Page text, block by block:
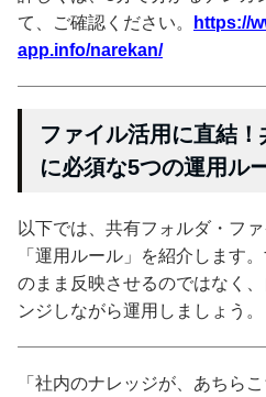
て、ご確認ください。
https://
app.info/narekan/
ファイル活用に直結
に必須な5つの運用ル
以下では、共有フォルダ・フ
「運用ルール」を紹介します
のまま反映させるのではなく
ンジしながら運用しましょう。
「社内のナレッジが、あちら